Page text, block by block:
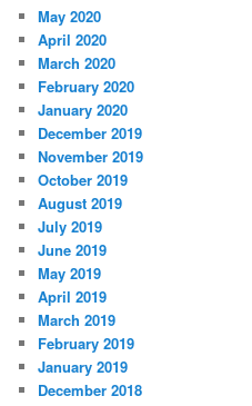
May 2020
April 2020
March 2020
February 2020
January 2020
December 2019
November 2019
October 2019
August 2019
July 2019
June 2019
May 2019
April 2019
March 2019
February 2019
January 2019
December 2018